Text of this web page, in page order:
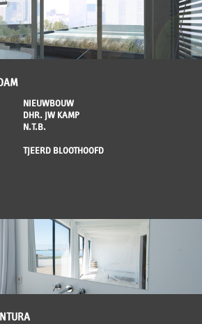
NIEUWBOUW
DHR. JW KAMP
N.T.B.
TJEERD BLOOTHOOFD